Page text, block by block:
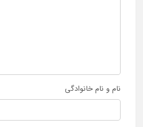
نام و نام خانوادگی